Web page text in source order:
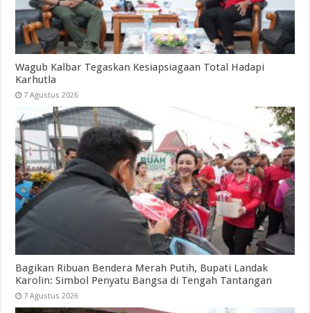
Wagub Kalbar Tegaskan Kesiapsiagaan Total Hadapi
Karhutla
7 Agustus 2026
Bagikan Ribuan Bendera Merah Putih, Bupati Landak
Karolin: Simbol Penyatu Bangsa di Tengah Tantangan
7 Agustus 2026